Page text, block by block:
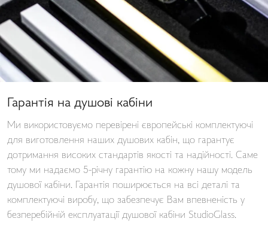
Гарантія на душові кабіни
Ми використовуємо перевірені європейські комплектуючі
для виготовлення наших душових кабін, що гарантує
дотримання високих стандартів якості та надійності. Саме
тому ми надаємо 5-річну гарантію на кожну нашу модель
душової кабіни. Гарантія поширюється на всі деталі та
комплектуючі виробу, що забезпечує Вам впевненість у
безперебійній експлуатації душової кабіни StudioGlass.